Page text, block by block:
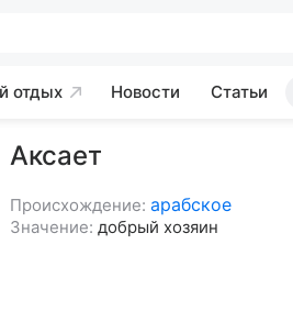
отдых Новости Статьи
Аксает
Происхождение: арабское
Значение: добрый хозяин